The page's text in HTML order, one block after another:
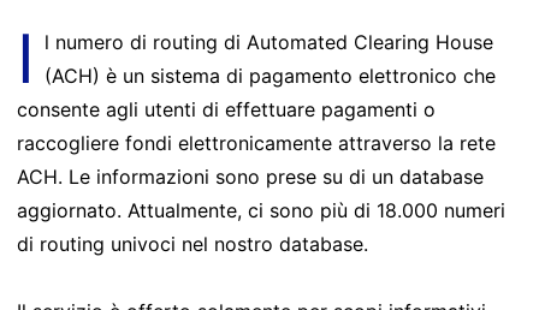
I
l numero di routing di Automated Clearing House
(ACH) è un sistema di pagamento elettronico che
consente agli utenti di effettuare pagamenti o
raccogliere fondi elettronicamente attraverso la rete
ACH. Le informazioni sono prese su di un database
aggiornato. Attualmente, ci sono più di 18.000 numeri
di routing univoci nel nostro database.